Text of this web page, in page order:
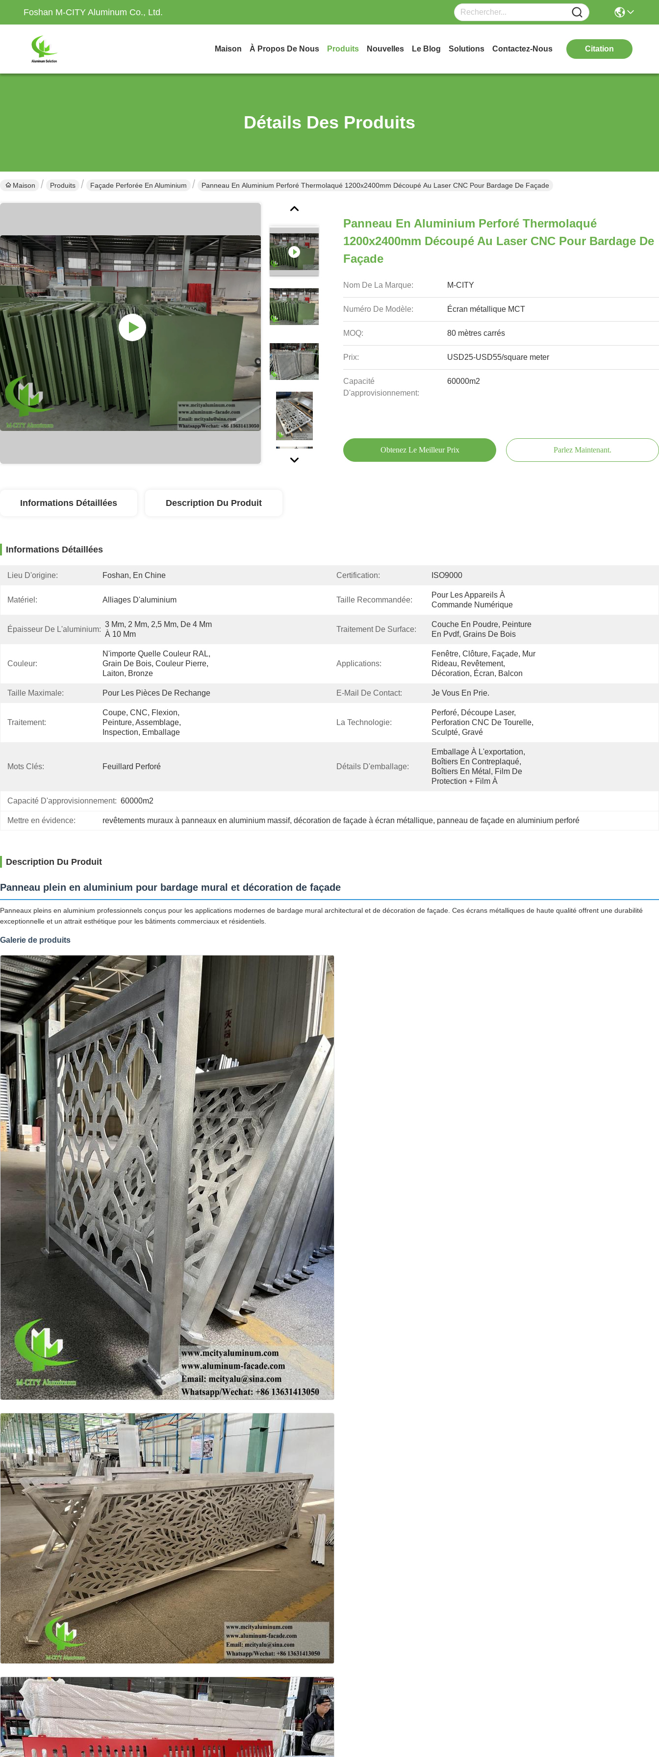
Foshan M-CITY Aluminum Co., Ltd.
Maison À Propos De Nous Produits Nouvelles Le Blog Solutions Contactez-Nous Citation
Détails Des Produits
Maison Produits Façade Perforée En Aluminium Panneau En Aluminium Perforé Thermolaqué 1200x2400mm Découpé Au Laser CNC Pour Bardage De Façade
Panneau En Aluminium Perforé Thermolaqué
1200x2400mm Découpé Au Laser CNC Pour Bardage De
Façade
Nom De La Marque: M-CITY
Numéro De Modèle: Écran métallique MCT
MOQ: 80 mètres carrés
Prix: USD25-USD55/square meter
Capacité
D'approvisionnement:
60000m2
Obtenez Le Meilleur Prix Parlez Maintenant.
Informations Détaillées Description Du Produit
Informations Détaillées
Lieu D'origine: Foshan, En Chine Certification: ISO9000
Matériel: Alliages D'aluminium Taille Recommandée:
Pour Les Appareils À
Commande Numérique
Épaisseur De L'aluminium:
3 Mm, 2 Mm, 2,5 Mm, De 4 Mm
À 10 Mm
Traitement De Surface:
Couche En Poudre, Peinture
En Pvdf, Grains De Bois
Couleur:
N'importe Quelle Couleur RAL,
Grain De Bois, Couleur Pierre,
Laiton, Bronze
Applications:
Fenêtre, Clôture, Façade, Mur
Rideau, Revêtement,
Décoration, Écran, Balcon
Taille Maximale: Pour Les Pièces De Rechange E-Mail De Contact: Je Vous En Prie.
Traitement:
Coupe, CNC, Flexion,
Peinture, Assemblage,
Inspection, Emballage
La Technologie:
Perforé, Découpe Laser,
Perforation CNC De Tourelle,
Sculpté, Gravé
Mots Clés: Feuillard Perforé Détails D'emballage:
Emballage À L'exportation,
Boîtiers En Contreplaqué,
Boîtiers En Métal, Film De
Protection + Film À
Capacité D'approvisionnement: 60000m2
Mettre en évidence: revêtements muraux à panneaux en aluminium massif, décoration de façade à écran métallique, panneau de façade en aluminium perforé
Description Du Produit
Panneau plein en aluminium pour bardage mural et décoration de façade
Panneaux pleins en aluminium professionnels conçus pour les applications modernes de bardage mural architectural et de décoration de façade. Ces écrans métalliques de haute qualité offrent une durabilité
exceptionnelle et un attrait esthétique pour les bâtiments commerciaux et résidentiels.
Galerie de produits